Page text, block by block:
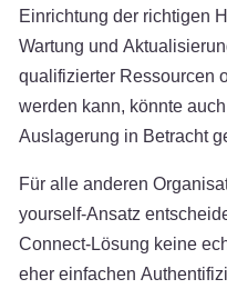
Einrichtung der richtigen
Wartung und
qualifizierter Ressourcen
werden kann, könnte
Auslagerung in Betracht
Für alle anderen
yourself-Ansatz
Connect-Lösung keine
eher einfachen